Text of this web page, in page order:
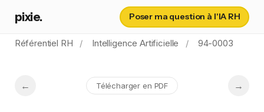
pixie. Poser ma question à l'IA RH
Référentiel RH Intelligence Artificielle 94-0003
Télécharger en PDF